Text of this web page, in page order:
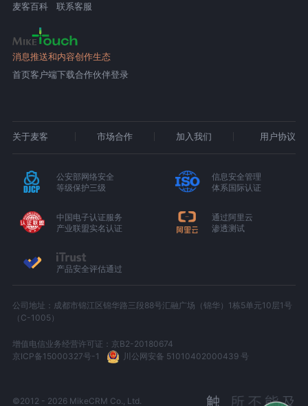
麦客百科
联系客服
消息推送和内容创作生态
首页客户端下载合作伙伴登录
关于麦客 市场合作 加入我们 用户协议
公安部网络安全
等级保护三级
信息安全管理
体系国际认证
中国电子认证服务
产业联盟实名认证
通过阿里云
渗透测试
产品安全评估通过
公司地址：成都市锦江区锦华路三段88号汇融广场（锦华）1栋5单元10层1号
（C-1005）
增值电信业务经营许可证：京B2-20180674
京ICP备15000327号-1
川公网安备 51010402000439 号
©2012 - 2026 MikeCRM Co., Ltd.